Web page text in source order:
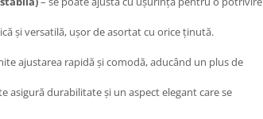
și versatilă, ușor de asortat cu orice ținută.
ajustarea rapidă și comodă, aducând un plus de
asigură durabilitate și un aspect elegant care se